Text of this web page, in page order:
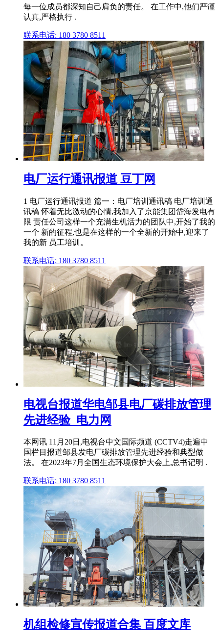
每一位成员都深知自己肩负的责任。 在工作中,他们严谨
认真,严格执行 .
联系电话: 180 3780 8511
电厂运行通讯报道 豆丁网
1 电厂运行通讯报道 篇一：电厂培训通讯稿 电厂培训通
讯稿 怀着无比激动的心情,我加入了京能集团岱海发电有
限 责任公司这样一个充满生机活力的团队中,开始了我的
一个 新的征程,也是在这样的一个全新的开始中,迎来了
我的新 员工培训。
联系电话: 180 3780 8511
电视台报道华电邹县电厂碳排放管理
先进经验_电力网
本网讯 11月20日,电视台中文国际频道 (CCTV4)走遍中
国栏目报道邹县发电厂碳排放管理先进经验和典型做
法。 在2023年7月全国生态环境保护大会上,总书记明 .
联系电话: 180 3780 8511
机组检修宣传报道合集 百度文库